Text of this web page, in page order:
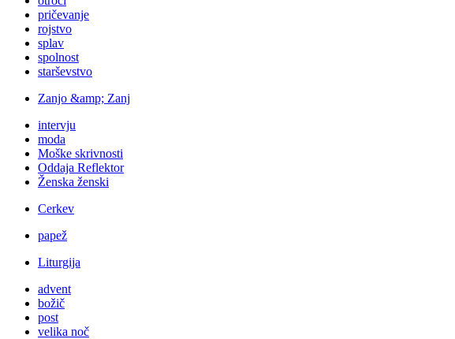
pričevanje
rojstvo
splav
spolnost
starševstvo
Zanjo &amp; Zanj
intervju
moda
Moške skrivnosti
Oddaja Reflektor
Ženska ženski
Cerkev
papež
Liturgija
advent
božič
post
velika noč